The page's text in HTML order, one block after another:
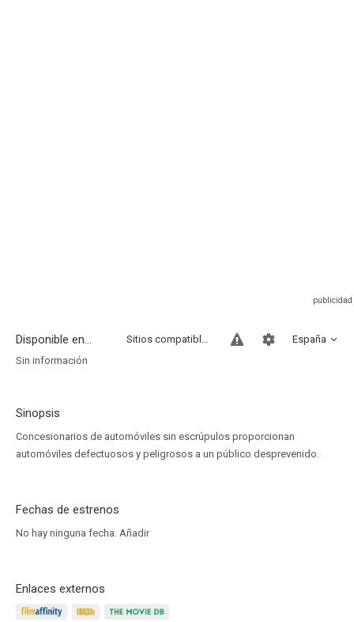
Disponible en... España
Sitios compatibles
Sin información
Sinopsis
Concesionarios de automóviles sin escrúpulos proporcionan
automóviles defectuosos y peligrosos a un público desprevenido.
Fechas de estrenos
No hay ninguna fecha. Añadir
Enlaces externos